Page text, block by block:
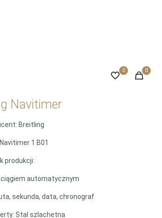
0 0
Navitimer
Breitling
1 B01
produkcji:
automatycznym
sekunda, data, chronograf
Stal szlachetna